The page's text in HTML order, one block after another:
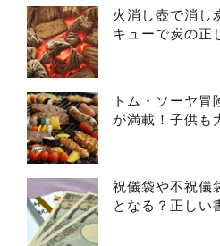
火消し壺で消し
キューで炭の正
トム・ソーヤ冒
が満載！子供も
祝儀袋や不祝儀
となる？正しい